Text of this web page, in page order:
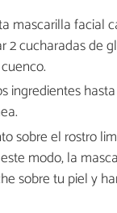
mascarilla facial
2 cucharadas de
ingredientes
sobre el rostro
modo, la
sobre tu piel y